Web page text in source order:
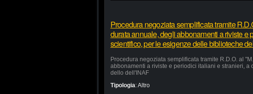
Procedura negoziata semplificata tramite
durata annuale, degli abbonamenti a riviste e
scientifico, per le esigenze delle biblioteche
Procedura negoziata semplificata tramite R.D.O. al
abbonamenti a riviste e periodici italiani e stranieri,
dello dell'INAF
Tipologia:Altro